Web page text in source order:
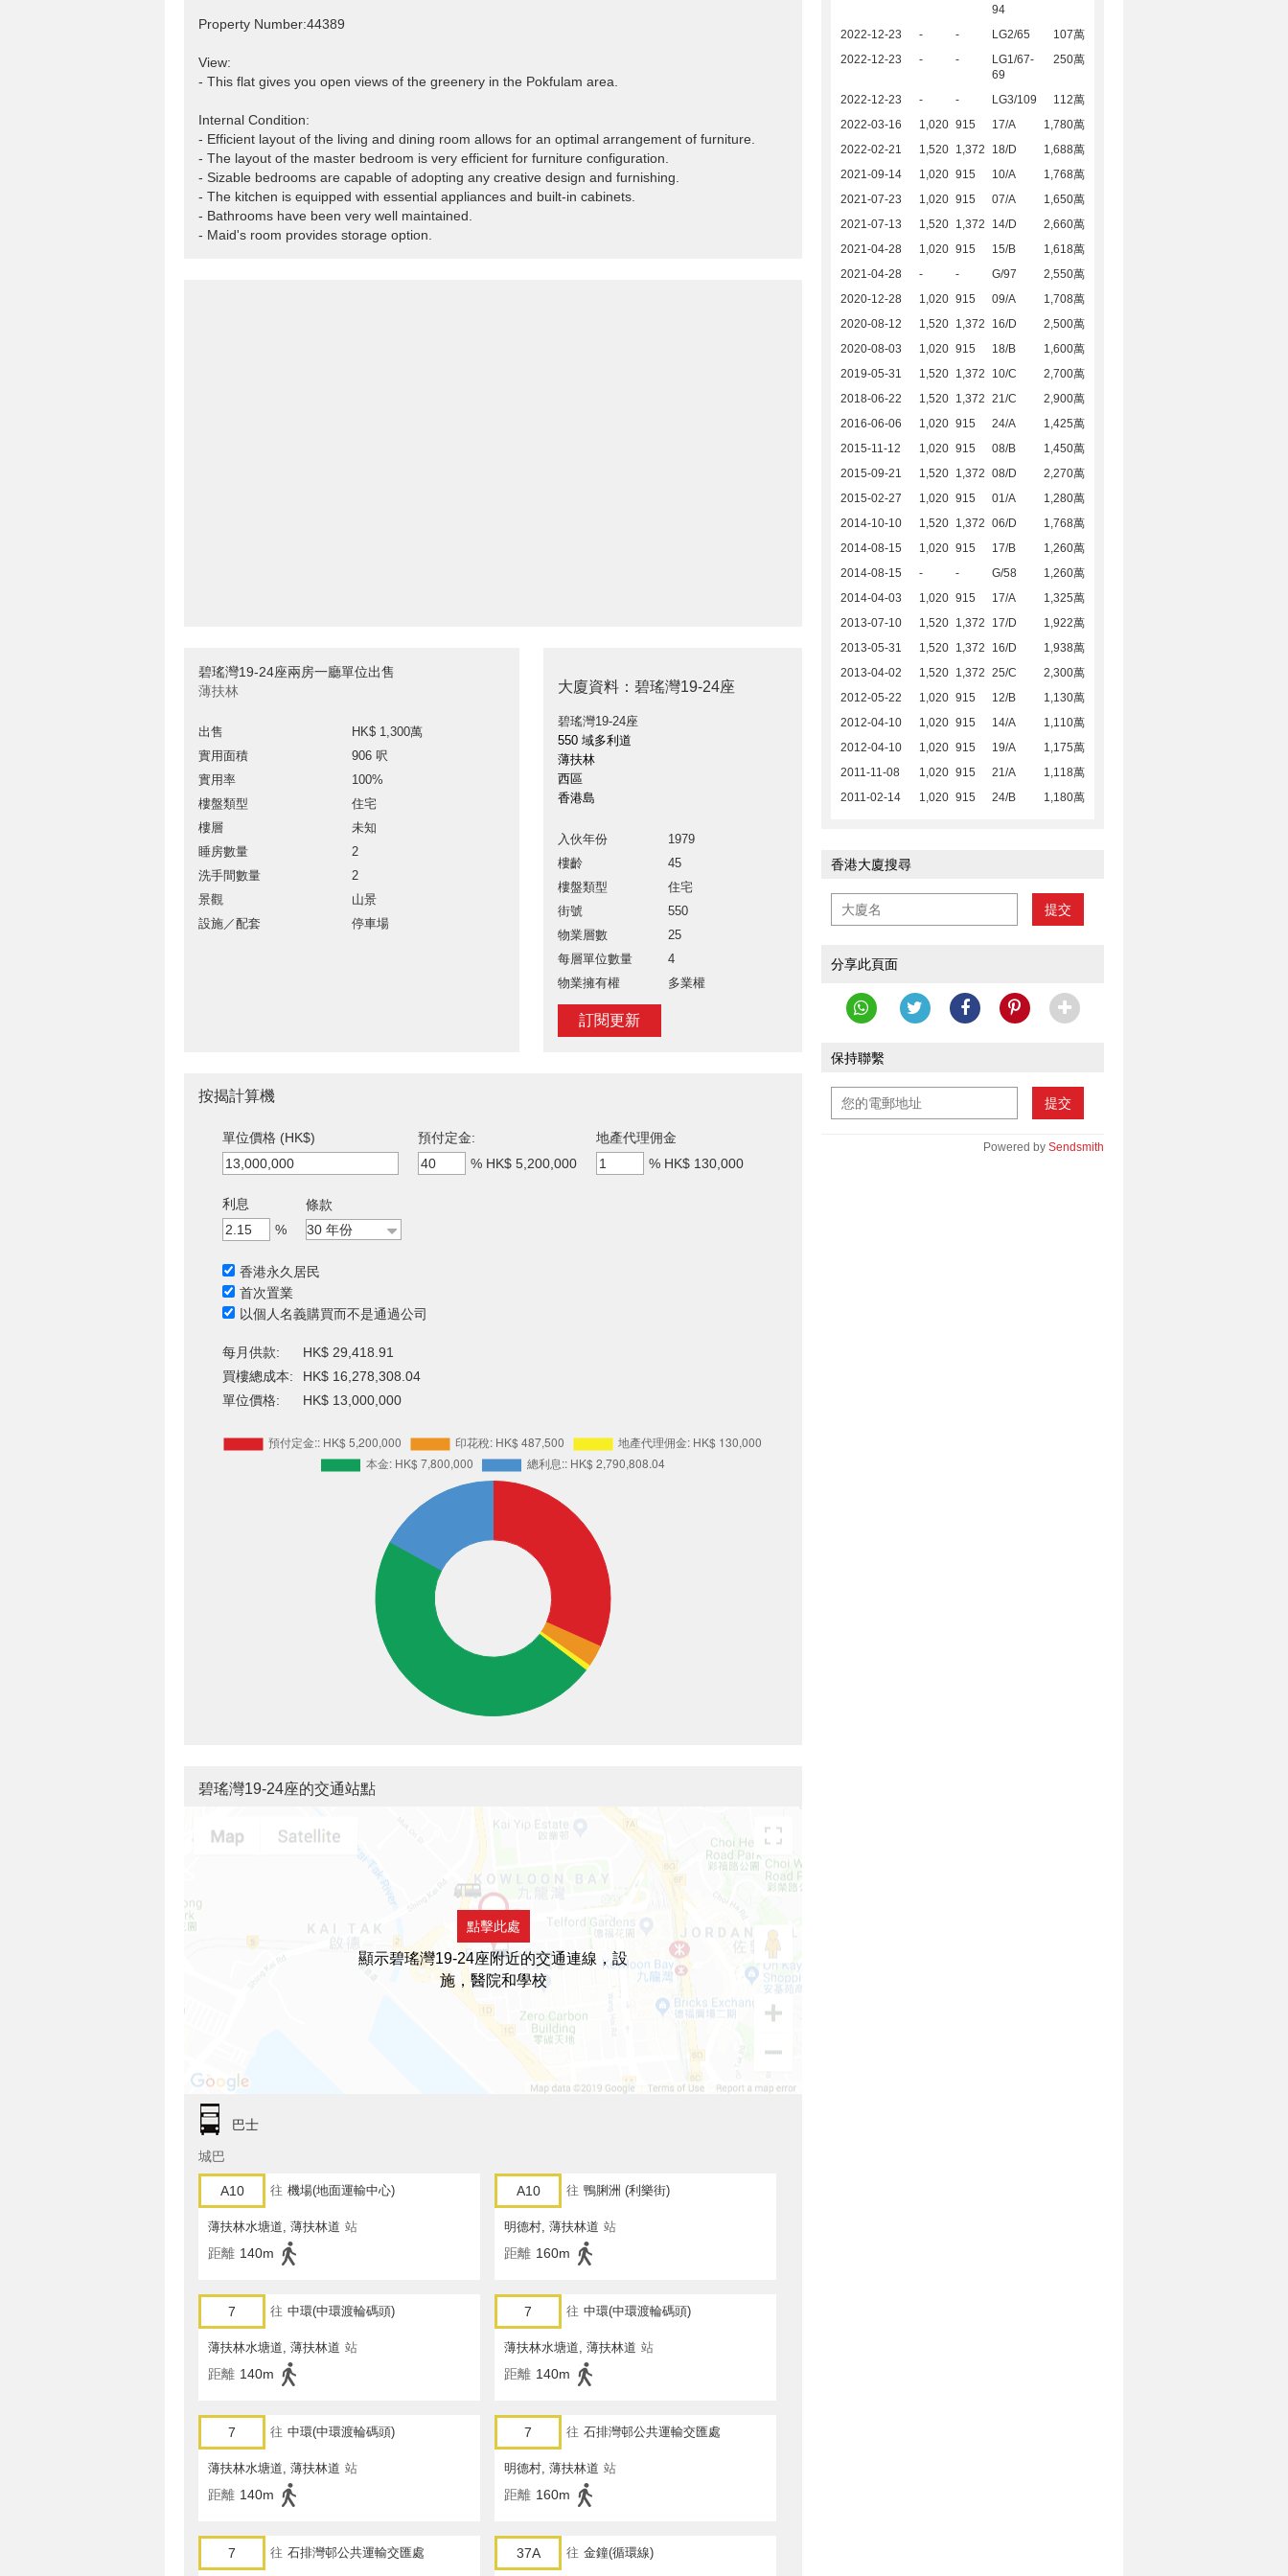
Property Number:44389
View:
- This flat gives you open views of the greenery in the Pokfulam area.
Internal Condition:
- Efficient layout of the living and dining room allows for an optimal arrangement of furniture.
- The layout of the master bedroom is very efficient for furniture configuration.
- Sizable bedrooms are capable of adopting any creative design and furnishing.
- The kitchen is equipped with essential appliances and built-in cabinets.
- Bathrooms have been very well maintained.
- Maid's room provides storage option.
碧瑤灣19-24座兩房一廳單位出售
薄扶林
出售
HK$ 1,300萬
實用面積
906 呎
實用率
100%
樓盤類型
住宅
樓層
未知
睡房數量
2
洗手間數量
2
景觀
山景
設施／配套
停車場
大廈資料：碧瑤灣19-24座
碧瑤灣19-24座
550 域多利道
薄扶林
西區
香港島
入伙年份
1979
樓齡
45
樓盤類型
住宅
街號
550
物業層數
25
每層單位數量
4
物業擁有權
多業權
訂閱更新
94
2022-12-23 - - LG2/65
107萬
2022-12-23
- -
LG1/67-
69
250萬
2022-12-23 - - LG3/109
112萬
2022-03-16
1,020 915 17/A
1,780萬
2022-02-21
1,520 1,372 18/D
1,688萬
2021-09-14
1,020 915 10/A
1,768萬
2021-07-23
1,020 915 07/A
1,650萬
2021-07-13
1,520 1,372 14/D
2,660萬
2021-04-28
1,020 915 15/B
1,618萬
2021-04-28
- - G/97
2,550萬
2020-12-28
1,020 915 09/A
1,708萬
2020-08-12
1,520 1,372 16/D
2,500萬
2020-08-03
1,020 915 18/B
1,600萬
2019-05-31
1,520 1,372 10/C
2,700萬
2018-06-22
1,520 1,372 21/C
2,900萬
2016-06-06
1,020 915 24/A
1,425萬
2015-11-12
1,020 915 08/B
1,450萬
2015-09-21
1,520 1,372 08/D
2,270萬
2015-02-27
1,020 915 01/A
1,280萬
2014-10-10
1,520 1,372 06/D
1,768萬
2014-08-15
1,020 915 17/B
1,260萬
2014-08-15
- - G/58
1,260萬
2014-04-03
1,020 915 17/A
1,325萬
2013-07-10
1,520 1,372 17/D
1,922萬
2013-05-31
1,520 1,372 16/D
1,938萬
2013-04-02
1,520 1,372 25/C
2,300萬
2012-05-22
1,020 915 12/B
1,130萬
2012-04-10
1,020 915 14/A
1,110萬
2012-04-10
1,020 915 19/A
1,175萬
2011-11-08
1,020 915 21/A
1,118萬
2011-02-14
1,020 915 24/B 1,180萬
香港大廈搜尋
提交
分享此頁面
保持聯繫
提交
Powered by Sendsmith
按揭計算機
單位價格 (HK$)
預付定金:
% HK$ 5,200,000
地產代理佣金
% HK$ 130,000
利息
%
條款
香港永久居民
首次置業
以個人名義購買而不是通過公司
每月供款:
HK$ 29,418.91
買樓總成本:
HK$ 16,278,308.04
單位價格:
HK$ 13,000,000
碧瑤灣19-24座的交通站點
點擊此處
顯示碧瑤灣19-24座附近的交通連線，設
施，醫院和學校
巴士
城巴
A10 往 機場(地面運輸中心)
薄扶林水塘道, 薄扶林道 站
距離 140m
A10 往 鴨脷洲 (利樂街)
明德村, 薄扶林道 站
距離 160m
7 往 中環(中環渡輪碼頭)
薄扶林水塘道, 薄扶林道 站
距離 140m
7 往 中環(中環渡輪碼頭)
薄扶林水塘道, 薄扶林道 站
距離 140m
7 往 中環(中環渡輪碼頭)
薄扶林水塘道, 薄扶林道 站
距離 140m
7 往 石排灣邨公共運輸交匯處
明德村, 薄扶林道 站
距離 160m
7 往 石排灣邨公共運輸交匯處 37A 往 金鐘(循環線)